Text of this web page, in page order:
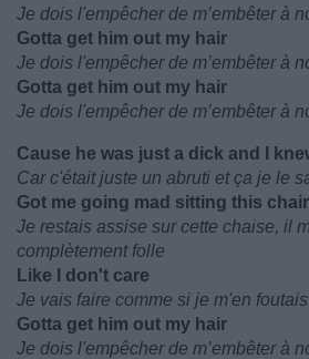
Je dois l'empêcher de m’embêter à
Gotta get him out my hair
Je dois l'empêcher de m’embêter à
Gotta get him out my hair
Je dois l'empêcher de m’embêter à
Cause he was just a dick and I
Car c'était juste un abruti et ça je le
Got me going mad sitting this chair
Je restais assise sur cette chaise, il
complètement folle
Like I don't care
Je vais faire comme si je m'en foutais
Gotta get him out my hair
Je dois l'empêcher de m’embêter à